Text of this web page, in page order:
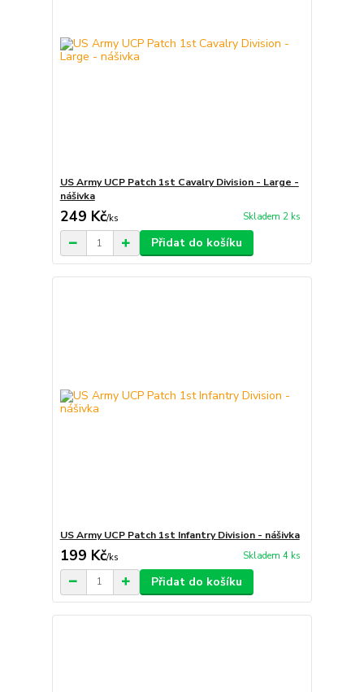
US Army UCP Patch 1st Cavalry Division - Large -
nášivka
249 Kč/ks Skladem 2 ks
Přidat do košíku
US Army UCP Patch 1st Infantry Division - nášivka
199 Kč/ks Skladem 4 ks
Přidat do košíku